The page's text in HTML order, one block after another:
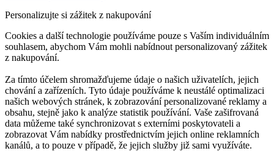
Personalizujte si zážitek z nakupování
Cookies a další technologie používáme pouze s Vaším individuálním
souhlasem, abychom Vám mohli nabídnout personalizovaný zážitek
z nakupování.
Za tímto účelem shromažďujeme údaje o našich uživatelích, jejich
chování a zařízeních. Tyto údaje používáme k neustálé optimalizaci
našich webových stránek, k zobrazování personalizované reklamy a
obsahu, stejně jako k analýze statistik používání. Vaše zašifrovaná
data můžeme také synchronizovat s externími poskytovateli a
zobrazovat Vám nabídky prostřednictvím jejich online reklamních
kanálů, a to pouze v případě, že jejich služby již sami využíváte.